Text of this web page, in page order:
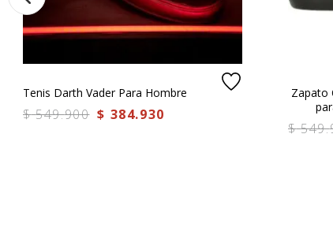
Tenis Darth Vader Para Hombre
$ 549.900 $ 384.930
Zapato
$ 549.